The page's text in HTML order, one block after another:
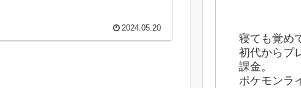
2024.05.20
寝ても覚め
初代からプ
課金。
ポケモンラ